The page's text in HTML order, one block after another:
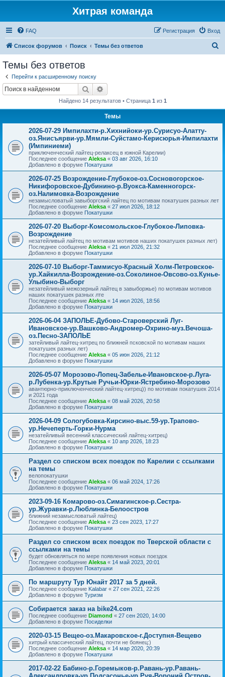
Хитрая команда
FAQ Вход
Регистрация
Список форумов Поиск Темы без ответов
Темы без ответов
Перейти к расширенному поиску
Поиск
Найдено 14 результатов • Страница 1 из 1
Темы
2026-07-29 Импилахти-р.Хихнийоки-ур.Сурисуо-Алатту-
оз.Янисъярви-ур.Мямли-Суйстамо-Керисюрья-Импилахти
(Импиниеми)
приключенческий лайтец-релаксец в южной Карелии)
Последнее сообщение Aleksa « 03 авг 2026, 16:10
Добавлено в форуме Покатушки
2026-07-25 Возрождение-Глубокое-оз.Сосновогорское-
Никифоровское-Дубинино-р.Вуокса-Каменногорск-
оз.Налимовка-Возрождение
незамысловатый завыборгский лайтец по мотивам покатушек разных лет
Последнее сообщение Aleksa « 27 июл 2026, 18:12
Добавлено в форуме Покатушки
2026-07-20 Выборг-Комсомольское-Глубокое-Липовка-
Возрождение
незатейливый лайтец по мотивам мотивов наших покатушек разных лет)
Последнее сообщение Aleksa « 21 июл 2026, 21:32
Добавлено в форуме Покатушки
2026-07-10 Выборг-Таммисуо-Красный Холм-Петровское-
ур.Хайкилла-Возрождение-оз.Соколиное-Овсово-оз.Кунье-
Улыбино-Выборг
незатейливый межозерный лайтец в завыборжье) по мотивам мотивов
наших покатушек разных лте
Последнее сообщение Aleksa « 14 июл 2026, 18:56
Добавлено в форуме Покатушки
2026-06-04 ЗАПОЛЬЕ-Дубово-Староверский Луг-
Ивановское-ур.Вашково-Андромер-Охрино-муз.Вечоша-
оз.Песно-ЗАПОЛЬЕ
затейливый лайтец-хитрец по ближней псковской по мотивам наших
покатушек разных лет)
Последнее сообщение Aleksa « 05 июн 2026, 21:12
Добавлено в форуме Покатушки
2026-05-07 Морозово-Лопец-Забелье-Ивановское-р.Луга-
р.Лубенка-ур.Крутые Ручьи-Юрки-Ястребино-Морозово
авантюрно-приключенческий лайтец-хитрец)) по мотивам покатушек 2014
и 2021 года
Последнее сообщение Aleksa « 08 май 2026, 20:58
Добавлено в форуме Покатушки
2026-04-09 Сологубовка-Кирсино-выс.59-ур.Трапово-
ур.Нечеперть-Горки-Нурма
незатейливый весенний классический лайтец-хитрец)
Последнее сообщение Aleksa « 10 апр 2026, 18:23
Добавлено в форуме Покатушки
Раздел со списком всех поездок по Карелии с ссылками
на темы
велопокатушки
Последнее сообщение Aleksa « 06 май 2024, 17:26
Добавлено в форуме Покатушки
2023-09-16 Комарово-оз.Симагинское-р.Сестра-
ур.Журавки-р.Люблинка-Белоостров
ближний незамысловатый лайтец)
Последнее сообщение Aleksa « 23 сен 2023, 17:27
Добавлено в форуме Покатушки
Раздел со списком всех поездок по Тверской области с
ссылками на темы
будет обновляться по мере появления новых поездок
Последнее сообщение Aleksa « 14 май 2023, 20:01
Добавлено в форуме Покатушки
По маршруту Тур Юнайт 2017 за 5 дней.
Последнее сообщение Kalabar « 27 сен 2021, 22:26
Добавлено в форуме Туризм
Собирается заказ на bike24.com
Последнее сообщение Diamond « 27 сен 2020, 14:00
Добавлено в форуме Посиделки
2020-03-15 Вещео-оз.Макаровское-г.Доступня-Вещево
хитрый классический лайтец, почти не боянец:)
Последнее сообщение Aleksa « 14 мар 2020, 20:39
Добавлено в форуме Покатушки
2017-02-22 Бабино-р.Горемыков-р.Равань-ур.Равань-
Александровка-ур.Подсасонье-ур.Руя-Вороний Остров-